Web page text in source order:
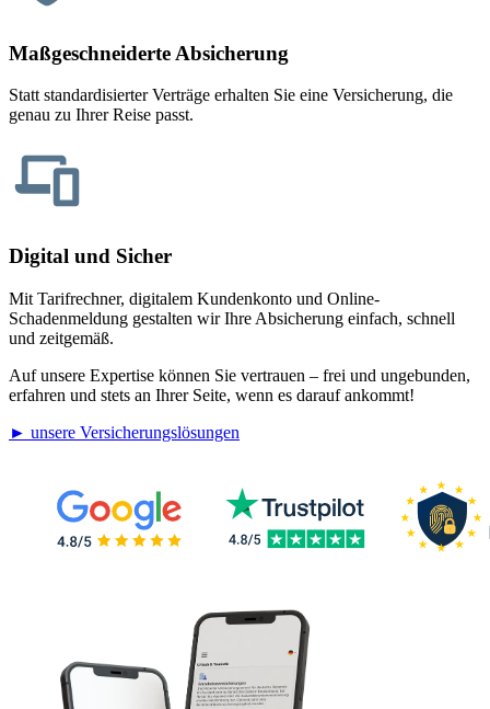
Maßgeschneiderte Absicherung
Statt standardisierter Verträge erhalten Sie eine Versicherung, die
genau zu Ihrer Reise passt.
Digital und Sicher
Mit Tarifrechner, digitalem Kundenkonto und Online-
Schadenmeldung gestalten wir Ihre Absicherung einfach, schnell
und zeitgemäß.
Auf unsere Expertise können Sie vertrauen – frei und ungebunden,
erfahren und stets an Ihrer Seite, wenn es darauf ankommt!
► unsere Versicherungslösungen